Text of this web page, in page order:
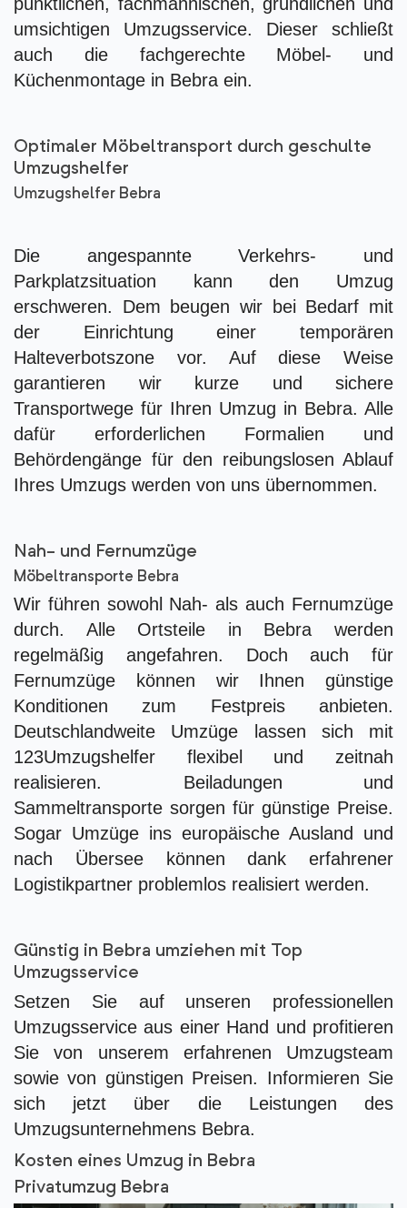
umsichtigen Umzugsservice. Dieser schließt
auch die fachgerechte Möbel- und
Küchenmontage in Bebra ein.
Optimaler Möbeltransport durch geschulte
Umzugshelfer
Umzugshelfer Bebra
Die angespannte Verkehrs- und
Parkplatzsituation kann den Umzug
erschweren. Dem beugen wir bei Bedarf mit
der Einrichtung einer temporären
Halteverbotszone vor. Auf diese Weise
garantieren wir kurze und sichere
Transportwege für Ihren Umzug in Bebra. Alle
dafür erforderlichen Formalien und
Behördengänge für den reibungslosen Ablauf
Ihres Umzugs werden von uns übernommen.
Nah- und Fernumzüge
Möbeltransporte Bebra
Wir führen sowohl Nah- als auch Fernumzüge
durch. Alle Ortsteile in Bebra werden
regelmäßig angefahren. Doch auch für
Fernumzüge können wir Ihnen günstige
Konditionen zum Festpreis anbieten.
Deutschlandweite Umzüge lassen sich mit
123Umzugshelfer flexibel und zeitnah
realisieren. Beiladungen und
Sammeltransporte sorgen für günstige Preise.
Sogar Umzüge ins europäische Ausland und
nach Übersee können dank erfahrener
Logistikpartner problemlos realisiert werden.
Günstig in Bebra umziehen mit Top
Umzugsservice
Setzen Sie auf unseren professionellen
Umzugsservice aus einer Hand und profitieren
Sie von unserem erfahrenen Umzugsteam
sowie von günstigen Preisen. Informieren Sie
sich jetzt über die Leistungen des
Umzugsunternehmens Bebra.
Kosten eines Umzug in Bebra
Privatumzug Bebra